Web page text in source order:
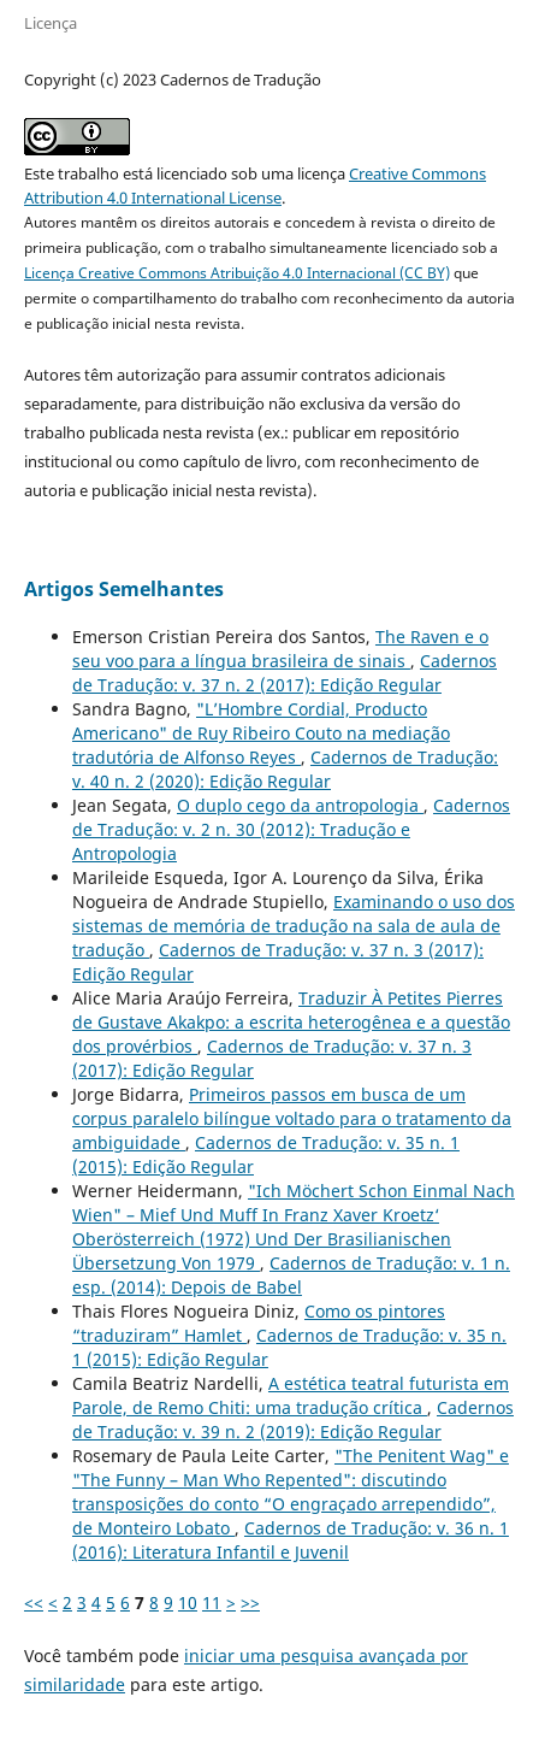
Licença
Copyright (c) 2023 Cadernos de Tradução
Este trabalho está licenciado sob uma licençaCreative Commons
Attribution 4.0 International License.
Autores mantêm os direitos autorais e concedem à revista o direito de
primeira publicação, com o trabalho simultaneamente licenciado sob a
Licença Creative Commons Atribuição 4.0 Internacional (CC BY)que
permite o compartilhamento do trabalho com reconhecimento da autoria
e publicação inicial nesta revista.
Autores têm autorização para assumir contratos adicionais
separadamente, para distribuição não exclusiva da versão do
trabalho publicada nesta revista (ex.: publicar em repositório
institucional ou como capítulo de livro, com reconhecimento de
autoria e publicação inicial nesta revista).
Artigos Semelhantes
Emerson Cristian Pereira dos Santos, The Raven e o
seu voo para a língua brasileira de sinais , Cadernos
de Tradução: v. 37 n. 2 (2017): Edição Regular
Sandra Bagno, "L’Hombre Cordial, Producto
Americano" de Ruy Ribeiro Couto na mediação
tradutória de Alfonso Reyes , Cadernos de Tradução:
v. 40 n. 2 (2020): Edição Regular
Jean Segata, O duplo cego da antropologia , Cadernos
de Tradução: v. 2 n. 30 (2012): Tradução e
Antropologia
Marileide Esqueda, Igor A. Lourenço da Silva, Érika
Nogueira de Andrade Stupiello, Examinando o uso dos
sistemas de memória de tradução na sala de aula de
tradução , Cadernos de Tradução: v. 37 n. 3 (2017):
Edição Regular
Alice Maria Araújo Ferreira, Traduzir À Petites Pierres
de Gustave Akakpo: a escrita heterogênea e a questão
dos provérbios , Cadernos de Tradução: v. 37 n. 3
(2017): Edição Regular
Jorge Bidarra, Primeiros passos em busca de um
corpus paralelo bilíngue voltado para o tratamento da
ambiguidade , Cadernos de Tradução: v. 35 n. 1
(2015): Edição Regular
Werner Heidermann, "Ich Möchert Schon Einmal Nach
Wien" – Mief Und Muff In Franz Xaver Kroetz‘
Oberösterreich (1972) Und Der Brasilianischen
Übersetzung Von 1979 , Cadernos de Tradução: v. 1 n.
esp. (2014): Depois de Babel
Thais Flores Nogueira Diniz, Como os pintores
“traduziram” Hamlet , Cadernos de Tradução: v. 35 n.
1 (2015): Edição Regular
Camila Beatriz Nardelli, A estética teatral futurista em
Parole, de Remo Chiti: uma tradução crítica , Cadernos
de Tradução: v. 39 n. 2 (2019): Edição Regular
Rosemary de Paula Leite Carter, "The Penitent Wag" e
"The Funny – Man Who Repented": discutindo
transposições do conto “O engraçado arrependido”,
de Monteiro Lobato , Cadernos de Tradução: v. 36 n. 1
(2016): Literatura Infantil e Juvenil
<< < 2 3 4 5 6 7 8 9 10 11 > >>
Você também pode iniciar uma pesquisa avançada por
similaridadepara este artigo.